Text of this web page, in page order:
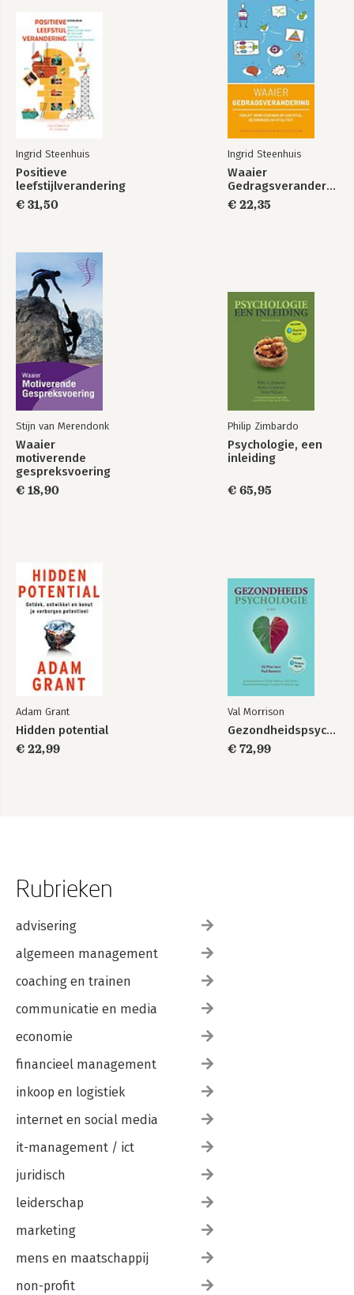
Bekijk alle boeken
Ingrid Steenhuis
Positieve
leefstijlverandering
€ 31,50
Ingrid Steenhuis
Waaier
Gedragsverandering
€ 22,35
Stijn van Merendonk
Waaier
motiverende
gespreksvoering
€ 18,90
Philip Zimbardo
Psychologie, een
inleiding
€ 65,95
Adam Grant
Hidden potential
€ 22,99
Val Morrison
Gezondheidspsychologie
€ 72,99
Rubrieken
advisering
algemeen management
coaching en trainen
communicatie en media
economie
financieel management
inkoop en logistiek
internet en social media
it-management / ict
juridisch
leiderschap
marketing
mens en maatschappij
non-profit